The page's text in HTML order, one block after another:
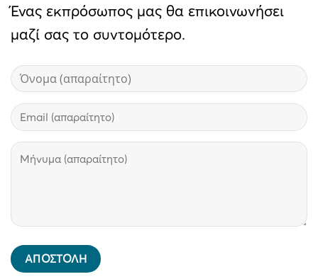
Ένας εκπρόσωπος μας θα επικοινωνήσει
μαζί σας το συντομότερο.